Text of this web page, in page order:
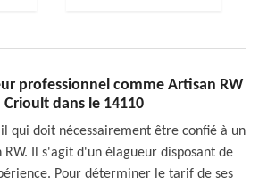
professionnel comme Artisan RW
dans le 14110
qui doit nécessairement être confié à un
Il s'agit d'un élagueur disposant de
Pour déterminer le tarif de ses